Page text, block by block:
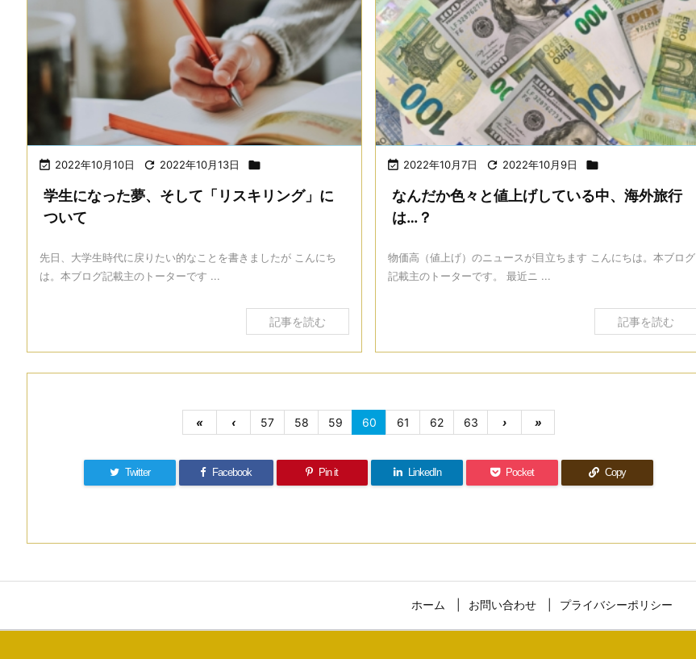
 2022年10月10日  2022年10月13日 
学生になった夢、そして「リスキリング」に
ついて
先日、大学生時代に戻りたい的なことを書きましたが こんにち
は。本ブログ記載主のトーターです ...
記事を読む
 2022年10月7日  2022年10月9日 
なんだか色々と値上げしている中、海外旅行
は…？
物価高（値上げ）のニュースが目立ちます こんにちは。本ブログ
記載主のトーターです。 最近ニ ...
記事を読む
« ‹ 57 58 59 60 61 62 63 › »
Twitter Facebook Pin it LinkedIn Pocket Copy
ホーム お問い合わせ プライバシーポリシー